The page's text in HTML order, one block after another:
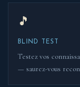
🎵
BLIND TEST
Testez vos
— saurez-vous